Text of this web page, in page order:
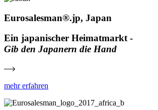
Eurosalesman®.jp, Japan
Ein japanischer Heimatmarkt -
Gib den Japanern die Hand
mehr erfahren